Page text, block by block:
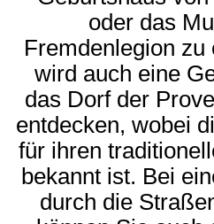
oder das
Fremdenlegion zu
wird auch eine
das Dorf der
entdecken, wobei
für ihren
bekannt ist. Bei
durch die